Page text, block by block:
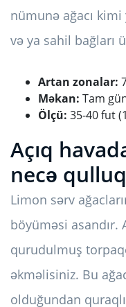
nümunə ağacı kimi
və ya sahil bağları
Artan zonalar:
Məkan: Tam
Ölçü: 35-40 fut
Açıq
necə
Limon sərv
böyüməsi asandır.
qurudulmuş
əkməlisiniz. Bu
olduğundan